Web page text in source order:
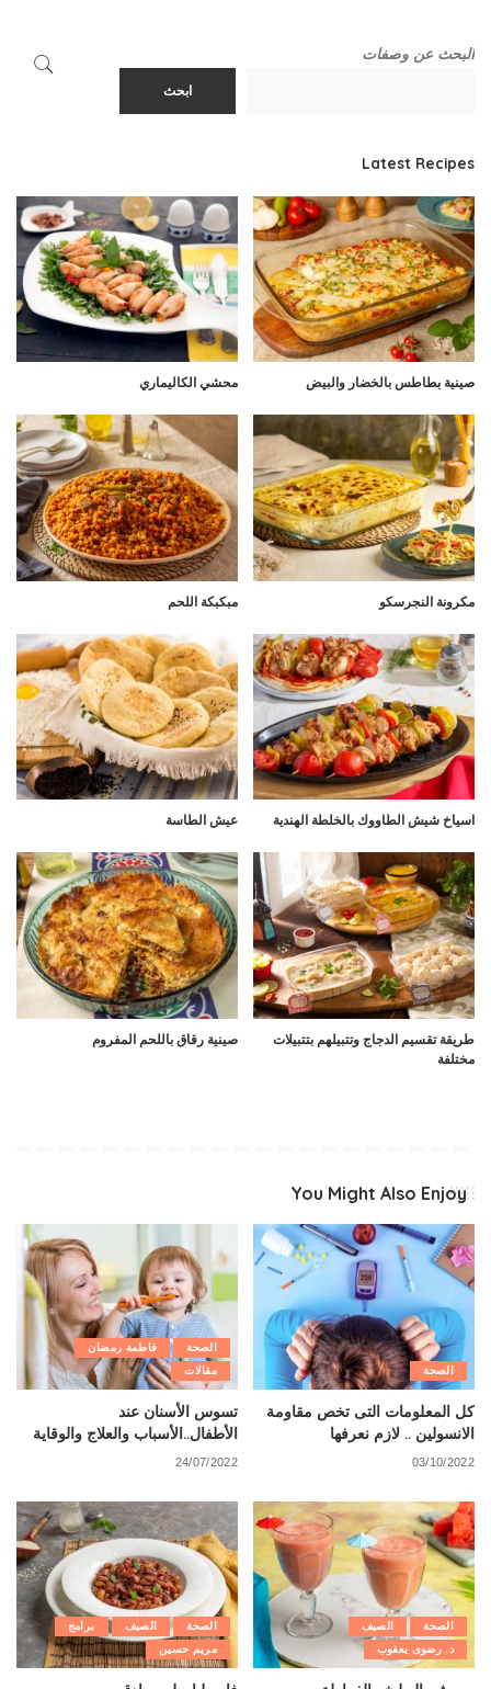
البحث عن وصفات
ابحث
Latest Recipes
صينية بطاطس بالخضار والبيض محشي الكاليماري
مكرونة النجرسكو مبكبكة اللحم
اسياخ شيش الطاووك بالخلطة الهندية عيش الطاسة
طريقة تقسيم الدجاج وتتبيلهم بتتبيلات
مختلفة
صينية رقاق باللحم المفروم
You Might Also Enjoy
الصحة
كل المعلومات التى تخص مقاومة
الانسولين .. لازم نعرفها
03/10/2022
الصحة
فاطمة رمضان
مقالات
تسوس الأسنان عند
الأطفال..الأسباب والعلاج والوقاية
24/07/2022
الصحة
الصيف
د. رضوى يعقوب
الصحة الصيف
برامج
مريم حسين